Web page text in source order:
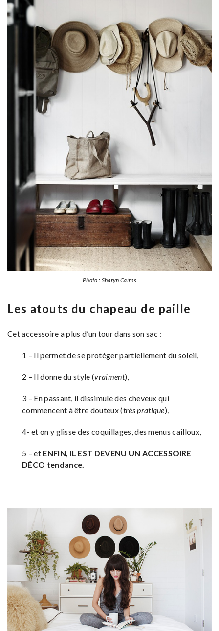
Photo : Sharyn Cairns
Les atouts du chapeau de paille
Cet accessoire a plus d’un tour dans son sac :
1 – Il permet de se protéger partiellement du soleil,
2 – Il donne du style (vraiment),
3 – En passant, il dissimule des cheveux qui
commencent à être douteux (très pratique),
4- et on y glisse des coquillages, des menus cailloux,
5 – et ENFIN, IL EST DEVENU UN ACCESSOIRE
DÉCO tendance.